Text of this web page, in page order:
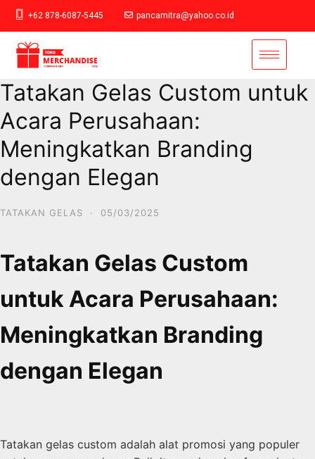
+62 878-6087-5445 pancamitra@yahoo.co.id
Tatakan Gelas Custom untuk
Acara Perusahaan:
Meningkatkan Branding
dengan Elegan
TATAKAN GELAS · 05/03/2025
Tatakan Gelas Custom
untuk Acara Perusahaan:
Meningkatkan Branding
dengan Elegan
Tatakan gelas custom adalah alat promosi yang populer